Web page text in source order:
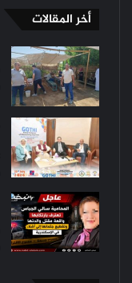
أخر المقالات